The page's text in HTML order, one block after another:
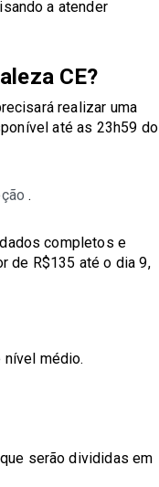
a atender
CE?
realizar uma
até as 23h59 do
.
completos e
de R$135 até o dia 9,
nível médio.
serão divididas em